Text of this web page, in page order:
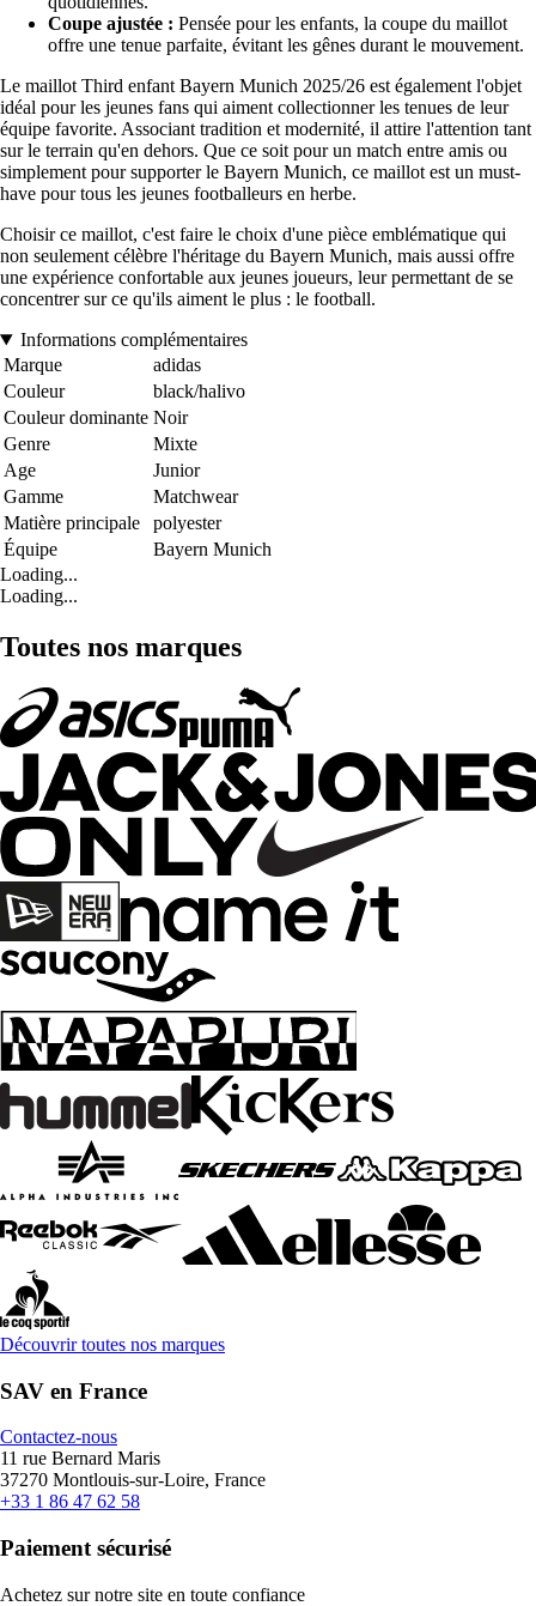
Coupe ajustée : Pensée pour les enfants, la coupe du maillot
offre une tenue parfaite, évitant les gênes durant le mouvement.
Le maillot Third enfant Bayern Munich 2025/26 est également l'objet
idéal pour les jeunes fans qui aiment collectionner les tenues de leur
équipe favorite. Associant tradition et modernité, il attire l'attention tant
sur le terrain qu'en dehors. Que ce soit pour un match entre amis ou
simplement pour supporter le Bayern Munich, ce maillot est un must-
have pour tous les jeunes footballeurs en herbe.
Choisir ce maillot, c'est faire le choix d'une pièce emblématique qui
non seulement célèbre l'héritage du Bayern Munich, mais aussi offre
une expérience confortable aux jeunes joueurs, leur permettant de se
concentrer sur ce qu'ils aiment le plus : le football.
Informations complémentaires
Marque
adidas
Couleur
black/halivo
Couleur dominante Noir
Genre
Mixte
Age
Junior
Gamme
Matchwear
Matière principale
polyester
Équipe
Bayern Munich
Loading...
Loading...
Toutes nos marques
Découvrir toutes nos marques
SAV en France
Contactez-nous
11 rue Bernard Maris
37270 Montlouis-sur-Loire, France
+33 1 86 47 62 58
Paiement sécurisé
Achetez sur notre site en toute confiance